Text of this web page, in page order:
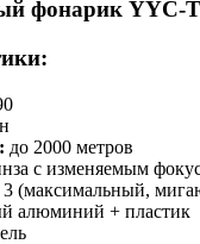
фонарик YYC-
до 2000 метров
с изменяемым
3 (максимальный,
алюминий + пластик